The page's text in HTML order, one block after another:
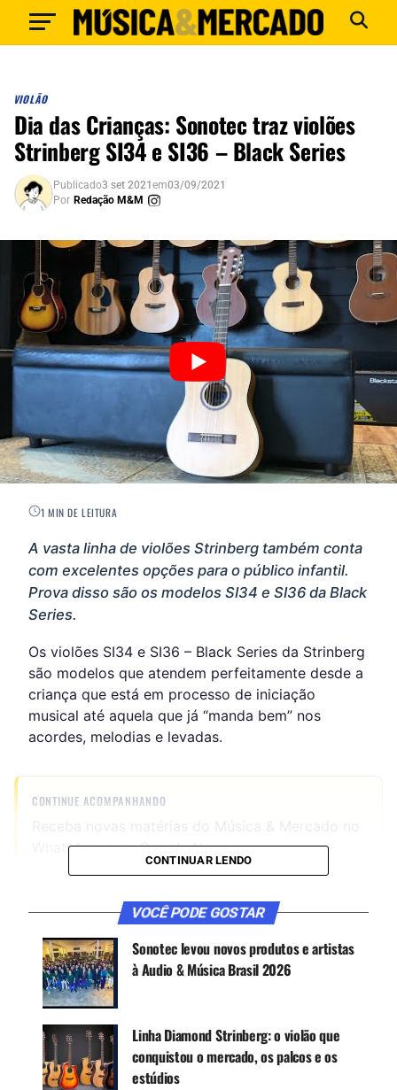
VIOLÃO
Dia das Crianças: Sonotec traz violões
Strinberg SI34 e SI36 – Black Series
Publicado3 set 2021em03/09/2021
Por Redação M&M
1 MIN DE LEITURA
A vasta linha de violões Strinberg também conta
com excelentes opções para o público infantil.
Prova disso são os modelos SI34 e SI36 da Black
Series.
Os violões SI34 e SI36 – Black Series da Strinberg
são modelos que atendem perfeitamente desde a
criança que está em processo de iniciação
musical até aquela que já “manda bem” nos
acordes, melodias e levadas.
CONTINUE ACOMPANHANDO
WhatsApp e no Google News.
Canal WhatsApp
Google News
O SI34 é um violão nylon de 34 Polegadas com
Shapede corpo no padrãoFolksemcutaway
Já o SI36, também com cordas de nylon,
CONTINUAR LENDO
VOCÊ PODE GOSTAR
Sonotec levou novos produtos e artistas
à Audio & Música Brasil 2026
Linha Diamond Strinberg: o violão que
conquistou o mercado, os palcos e os
estúdios